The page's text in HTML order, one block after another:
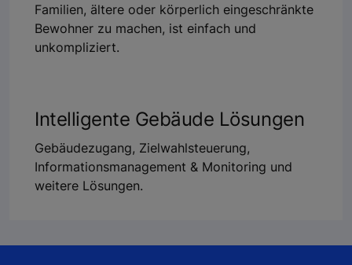
Familien, ältere oder körperlich eingeschränkte
Bewohner zu machen, ist einfach und
unkompliziert.
Intelligente Gebäude Lösungen
Gebäudezugang, Zielwahlsteuerung,
Informationsmanagement & Monitoring und
weitere Lösungen.